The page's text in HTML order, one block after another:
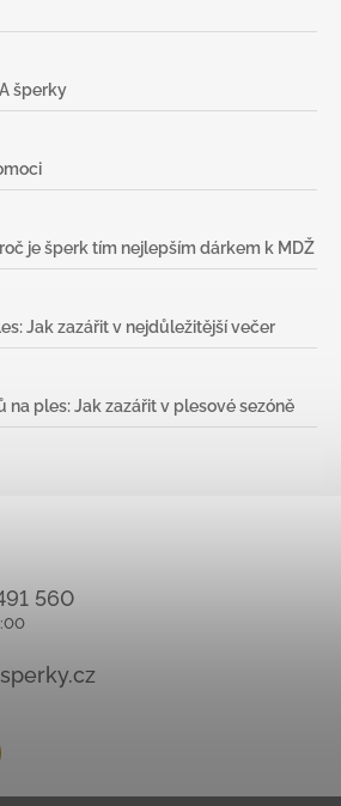
šperky
je šperk tím nejlepším dárkem k MDŽ
Jak zazářit v nejdůležitější večer
na ples: Jak zazářit v plesové sezóně
560